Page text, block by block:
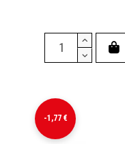
-1,77 €